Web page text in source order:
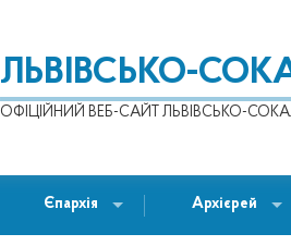
ЛЬВІВСЬКО-
ОФІЦІЙНИЙ ВЕБ-САЙТ ЛЬВІВСЬКО-
Єпархія Архієрей